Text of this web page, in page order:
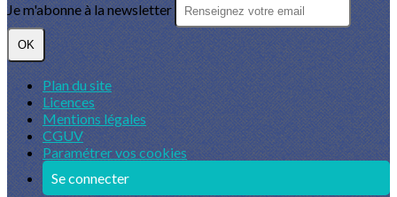
Je m'abonne à la newsletter
OK
Plan du site
Licences
Mentions légales
CGUV
Paramétrer vos cookies
Se connecter